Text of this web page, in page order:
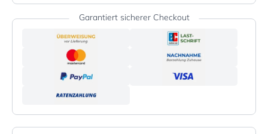
Garantiert sicherer Checkout